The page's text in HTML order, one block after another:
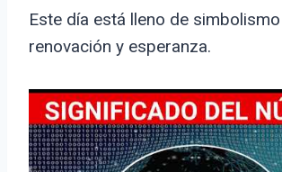
Este día está lleno de
renovación y esperanza.